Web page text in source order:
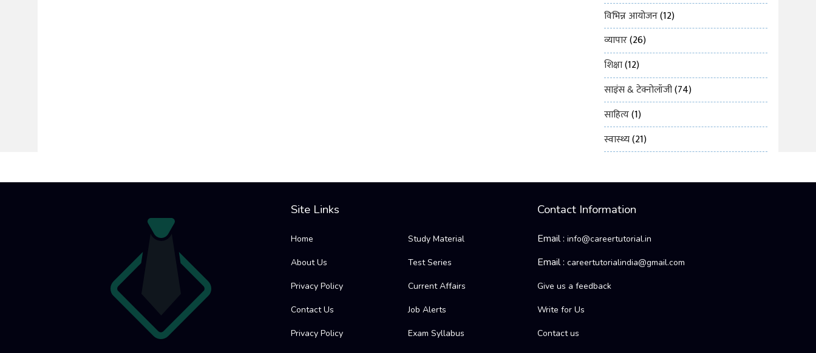
विभिन्न आयोजन(12)
व्यापार(26)
शिक्षा(12)
साइंस & टेक्नोलॉजी(74)
साहित्य(1)
स्वास्थ्य(21)
Site Links
Home
About Us
Privacy Policy
Contact Us
Privacy Policy
Study Material
Test Series
Current Affairs
Job Alerts
Exam Syllabus
Contact Information
Email :info@careertutorial.in
Email :careertutorialindia@gmail.com
Give us a feedback
Write for Us
Contact us